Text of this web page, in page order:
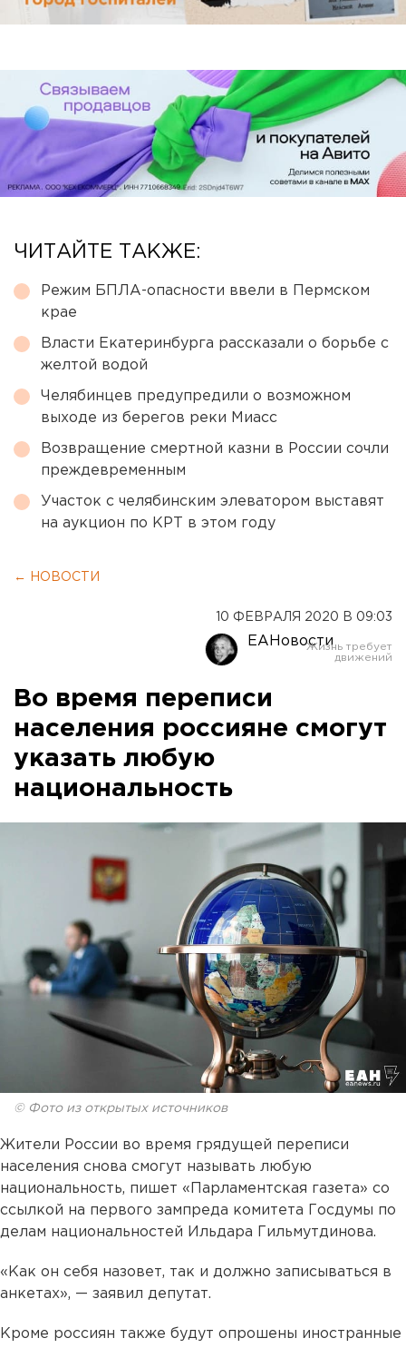
ЧИТАЙТЕ ТАКЖЕ:
Режим БПЛА-опасности ввели в Пермском
крае
Власти Екатеринбурга рассказали о борьбе с
желтой водой
Челябинцев предупредили о возможном
выходе из берегов реки Миасс
Возвращение смертной казни в России сочли
преждевременным
Участок с челябинским элеватором выставят
на аукцион по КРТ в этом году
← НОВОСТИ
10 ФЕВРАЛЯ 2020 В 09:03
ЕАНовости
Во время переписи
населения россияне смогут
указать любую
национальность
© Фото из открытых источников
Жители России во время грядущей переписи
населения снова смогут называть любую
национальность, пишет «Парламентская газета» со
ссылкой на первого зампреда комитета Госдумы по
делам национальностей Ильдара Гильмутдинова.
«Как он себя назовет, так и должно записываться в
анкетах», — заявил депутат.
Кроме россиян также будут опрошены иностранные